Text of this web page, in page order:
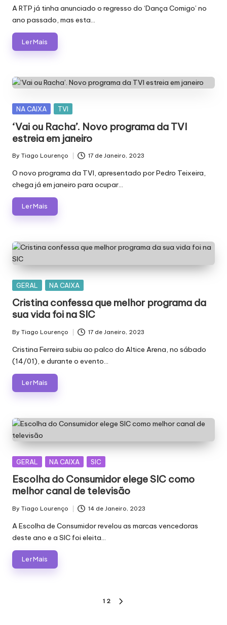
by
A RTP já tinha anunciado o regresso do ‘Dança Comigo’ no
ano passado, mas esta…
Ler Mais
Posted
NA CAIXA TVI
‘Vai ou Racha’. Novo programa da TVI
estreia em janeiro
Posted
by
By Tiago Lourenço 17 de Janeiro, 2023
O novo programa da TVI, apresentado por Pedro Teixeira,
chega já em janeiro para ocupar…
Ler Mais
Posted
GERAL NA CAIXA
Cristina confessa que melhor programa da
sua vida foi na SIC
Posted
by
By Tiago Lourenço 17 de Janeiro, 2023
Cristina Ferreira subiu ao palco do Altice Arena, no sábado
(14/01), e durante o evento…
Ler Mais
Posted
GERAL NA CAIXA SIC
Escolha do Consumidor elege SIC como
melhor canal de televisão
Posted
by
By Tiago Lourenço 14 de Janeiro, 2023
A Escolha de Consumidor revelou as marcas vencedoras
deste ano e a SIC foi eleita…
Ler Mais
1 2